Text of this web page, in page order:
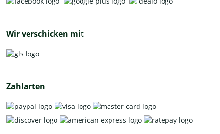
Wir verschicken mit
Zahlarten